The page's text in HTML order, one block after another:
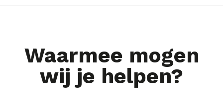
Waarmee mogen
wij je helpen?